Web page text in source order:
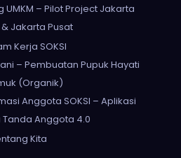
– Pilot Project Jakarta
Jakarta Pusat
Kerja SOKSI
– Pembuatan Pupuk Hayati
(Organik)
Anggota SOKSI – Aplikasi
Tanda Anggota 4.0
Kita